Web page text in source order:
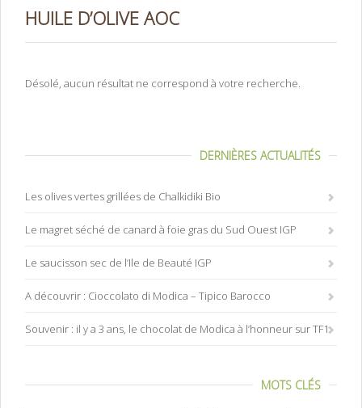
HUILE D’OLIVE AOC
Désolé, aucun résultat ne correspond à votre recherche.
DERNIÈRES ACTUALITÉS
Les olives vertes grillées de Chalkidiki Bio
Le magret séché de canard à foie gras du Sud Ouest IGP
Le saucisson sec de l’Ile de Beauté IGP
A découvrir : Cioccolato di Modica – Tipico Barocco
Souvenir : il y a 3 ans, le chocolat de Modica à l’honneur sur TF1
MOTS CLÉS